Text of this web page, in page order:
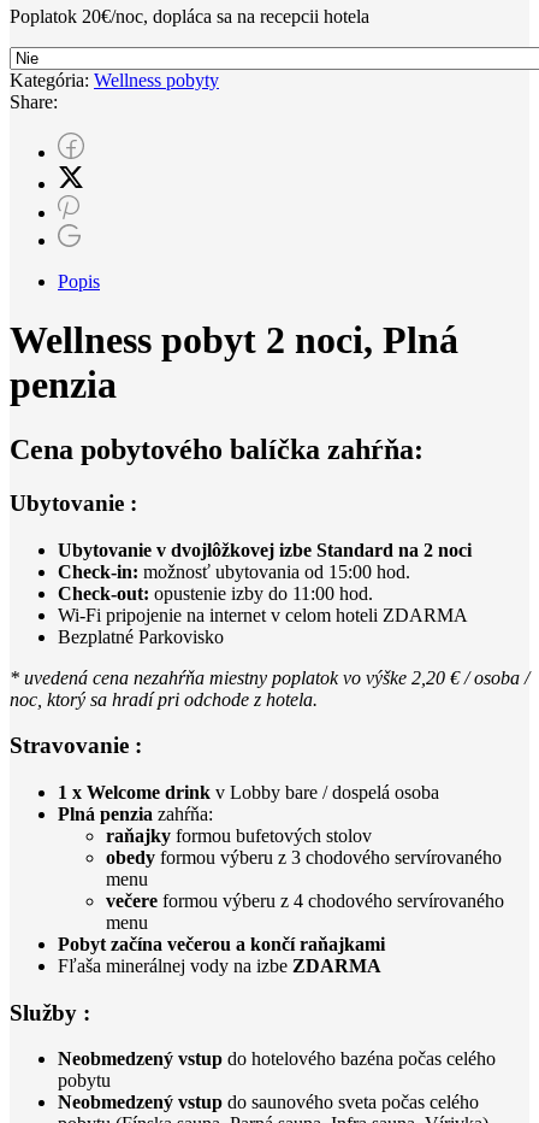
Poplatok 20€/noc, dopláca sa na recepcii hotela
Kategória: Wellness pobyty
Share:
Popis
Wellness pobyt 2 noci, Plná
penzia
Cena pobytového balíčka zahŕňa:
Ubytovanie :
Ubytovanie v dvojlôžkovej izbe Standard na 2 noci
Check-in: možnosť ubytovania od 15:00 hod.
Check-out: opustenie izby do 11:00 hod.
Wi-Fi pripojenie na internet v celom hoteli ZDARMA
Bezplatné Parkovisko
* uvedená cena nezahŕňa miestny poplatok vo výške 2,20 € / osoba /
noc, ktorý sa hradí pri odchode z hotela.
Stravovanie :
1 x Welcome drink v Lobby bare / dospelá osoba
Plná penzia zahŕňa:
raňajky formou bufetových stolov
obedy formou výberu z 3 chodového servírovaného
menu
večere formou výberu z 4 chodového servírovaného
menu
Pobyt začína večerou a končí raňajkami
Fľaša minerálnej vody na izbe ZDARMA
Služby :
Neobmedzený vstup do hotelového bazéna počas celého
pobytu
Neobmedzený vstup do saunového sveta počas celého